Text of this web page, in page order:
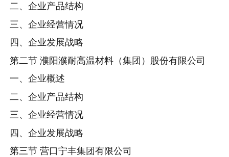
二、企业产品结构
三、企业经营情况
四、企业发展战略
第二节 濮阳濮耐高温材料（集团）股份有限公司
一、企业概述
二、企业产品结构
三、企业经营情况
四、企业发展战略
第三节 营口宁丰集团有限公司